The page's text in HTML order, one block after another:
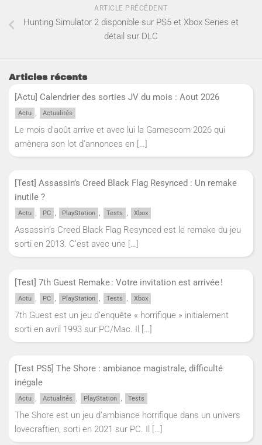
ARTICLE PRÉCÉDENT
Hunting Simulator 2 disponible sur PS5 et Xbox Series et
détail sur DLC
Articles récents
[Actu] Calendrier des sorties JV du mois : Aout 2026
Actu , Actualités
Le mois d’août arrive et avec lui la Gamescom 2026 qui
amènera son lot d’annonces en […]
[Test] Assassin’s Creed Black Flag Resynced : Un remake
inutile ?
Actu , PC , PlayStation , Tests , Xbox
Assassin’s Creed Black Flag Resynced est le remake du jeu
sorti en 2013. C’est avec une […]
[Test] 7th Guest Remake : Votre invitation est arrivée !
Actu , PC , PlayStation , Tests , Xbox
7th Guest est un jeu d’enquête « horrifique » initialement
sorti en avril 1993 sur PC/Mac. Il
[…]
[Test PS5] The Shore : ambiance magistrale, difficulté
inégale
Actu , Actualités , PlayStation , Tests
The Shore est un jeu d’ambiance horrifique dans un univers
lovecraftien, sorti en 2021 sur PC. Il […]